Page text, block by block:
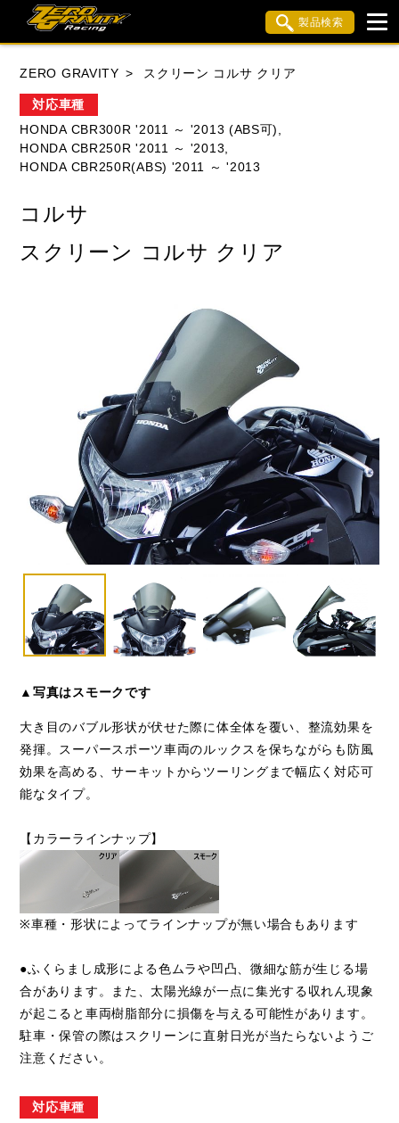
製品検索
HONDA YAMAHA SUZUKI
閉じる
ZERO GRAVITY スクリーン コルサ クリア
対応車種
HONDA CBR300R '2011 ～ '2013 (ABS可),
HONDA CBR250R '2011 ～ '2013,
HONDA CBR250R(ABS) '2011 ～ '2013
コルサ
スクリーン コルサ クリア
▲写真はスモークです
大き目のバブル形状が伏せた際に体全体を覆い、整流効果を
発揮。スーパースポーツ車両のルックスを保ちながらも防風
効果を高める、サーキットからツーリングまで幅広く対応可
能なタイプ。
【カラーラインナップ】
※車種・形状によってラインナップが無い場合もあります
●ふくらまし成形による色ムラや凹凸、微細な筋が生じる場
合があります。また、太陽光線が一点に集光する収れん現象
が起こると車両樹脂部分に損傷を与える可能性があります。
駐車・保管の際はスクリーンに直射日光が当たらないようご
注意ください。
対応車種